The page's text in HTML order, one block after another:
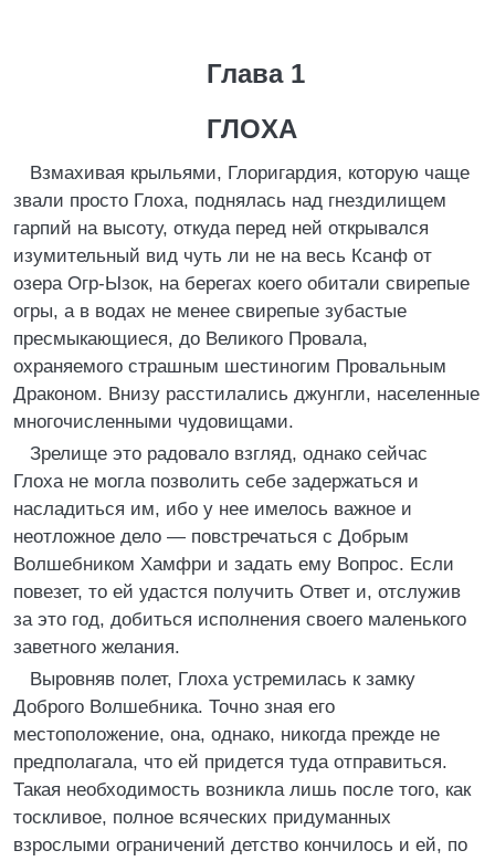
Глава 1
ГЛOXA
Взмахивая крыльями, Глоригардия, которую чаще
звали просто Глоха, поднялась над гнездилищем
гарпий на высоту, откуда перед ней открывался
изумительный вид чуть ли не на весь Ксанф от
озера Огр-Ызок, на берегах коего обитали свирепые
огры, а в водах не менее свирепые зубастые
пресмыкающиеся, до Великого Провала,
охраняемого страшным шестиногим Провальным
Драконом. Внизу расстилались джунгли, населенные
многочисленными чудовищами.
Зрелище это радовало взгляд, однако сейчас
Глоха не могла позволить себе задержаться и
насладиться им, ибо у нее имелось важное и
неотложное дело — повстречаться с Добрым
Волшебником Хамфри и задать ему Вопрос. Если
повезет, то ей удастся получить Ответ и, отслужив
за это год, добиться исполнения своего маленького
заветного желания.
Выровняв полет, Глоха устремилась к замку
Доброго Волшебника. Точно зная его
местоположение, она, однако, никогда прежде не
предполагала, что ей придется туда отправиться.
Такая необходимость возникла лишь после того, как
тоскливое, полное всяческих придуманных
взрослыми ограничений детство кончилось и ей, по